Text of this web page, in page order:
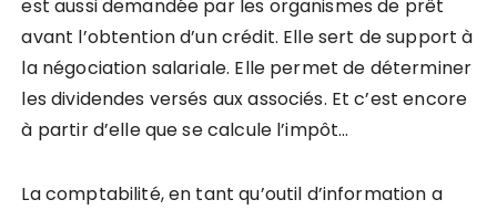
est aussi demandée par les organismes de prêt
avant l’obtention d’un crédit. Elle sert de support à
la négociation salariale. Elle permet de déterminer
les dividendes versés aux associés. Et c’est encore
à partir d’elle que se calcule l’impôt…
La comptabilité, en tant qu’outil d’information a